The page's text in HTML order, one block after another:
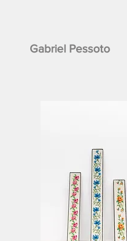
Gabriel Pessoto